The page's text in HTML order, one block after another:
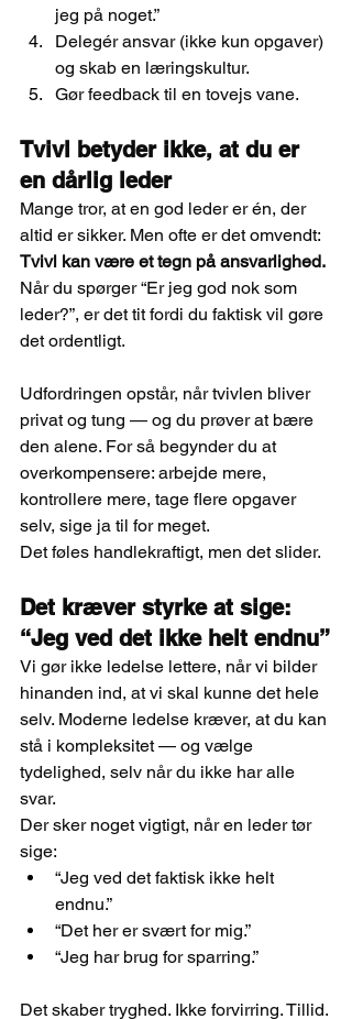
jeg på noget.”
Delegér ansvar (ikke kun opgaver)
og skab en læringskultur.
Gør feedback til en tovejs vane.
Tvivl betyder ikke, at du er
en dårlig leder
Mange tror, at en god leder er én, der
altid er sikker. Men ofte er det omvendt:
Tvivl kan være et tegn på ansvarlighed.
Når du spørger “Er jeg god nok som
leder?”, er det tit fordi du faktisk vil gøre
det ordentligt.
Udfordringen opstår, når tvivlen bliver
privat og tung — og du prøver at bære
den alene. For så begynder du at
overkompensere: arbejde mere,
kontrollere mere, tage flere opgaver
selv, sige ja til for meget.
Det føles handlekraftigt, men det slider.
Det kræver styrke at sige:
“Jeg ved det ikke helt endnu”
Vi gør ikke ledelse lettere, når vi bilder
hinanden ind, at vi skal kunne det hele
selv. Moderne ledelse kræver, at du kan
stå i kompleksitet — og vælge
tydelighed, selv når du ikke har alle
svar.
Der sker noget vigtigt, når en leder tør
sige:
“Jeg ved det faktisk ikke helt
endnu.”
“Det her er svært for mig.”
“Jeg har brug for sparring.”
Det skaber tryghed. Ikke forvirring. Tillid.